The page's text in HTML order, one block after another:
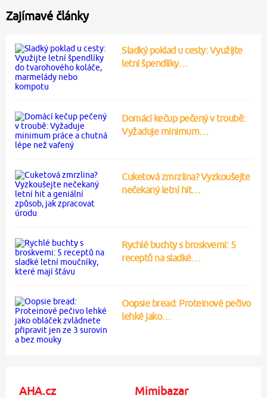
Zajímavé články
Sladký poklad u cesty: Využijte
letní špendlíky…
Domácí kečup pečený v troubě:
Vyžaduje minimum…
Cuketová zmrzlina? Vyzkoušejte
nečekaný letní hit…
Rychlé buchty s broskvemi: 5
receptů na sladké…
Oopsie bread: Proteinové pečivo
lehké jako…
AHA.cz Mimibazar